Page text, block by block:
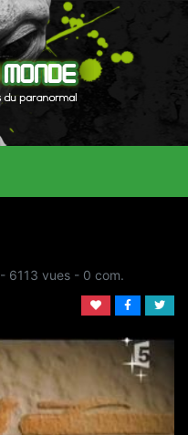
- 6113 vues - 0 com.